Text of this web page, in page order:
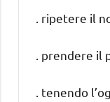
. ripetere il
. prendere
. tenendo